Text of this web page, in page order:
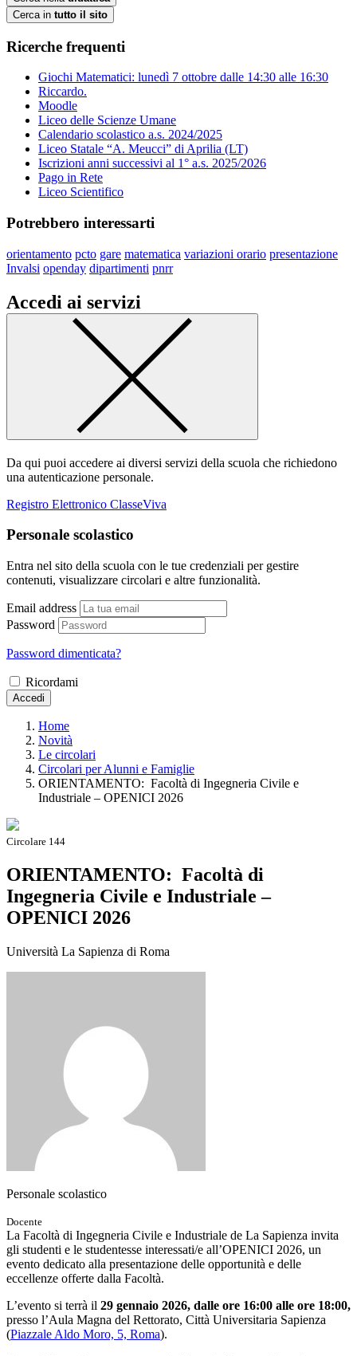
Cerca in tutto il sito
Ricerche frequenti
Giochi Matematici: lunedì 7 ottobre dalle 14:30 alle 16:30
Riccardo.
Moodle
Liceo delle Scienze Umane
Calendario scolastico a.s. 2024/2025
Liceo Statale “A. Meucci” di Aprilia (LT)
Iscrizioni anni successivi al 1° a.s. 2025/2026
Pago in Rete
Liceo Scientifico
Potrebbero interessarti
orientamento pcto gare matematica variazioni orario presentazione
Invalsi openday dipartimenti pnrr
Accedi ai servizi
Da qui puoi accedere ai diversi servizi della scuola che richiedono
una autenticazione personale.
Registro Elettronico ClasseViva
Personale scolastico
Entra nel sito della scuola con le tue credenziali per gestire
contenuti, visualizzare circolari e altre funzionalità.
Email address
Password
Password dimenticata?
Ricordami
Accedi
Home
Novità
Le circolari
Circolari per Alunni e Famiglie
ORIENTAMENTO: Facoltà di Ingegneria Civile e
Industriale – OPENICI 2026
Circolare 144
ORIENTAMENTO: Facoltà di
Ingegneria Civile e Industriale –
OPENICI 2026
Università La Sapienza di Roma
Personale scolastico
Docente
La Facoltà di Ingegneria Civile e Industriale de La Sapienza invita
gli studenti e le studentesse interessati/e all’OPENICI 2026, un
evento dedicato alla presentazione delle opportunità e delle
eccellenze offerte dalla Facoltà.
L’evento si terrà il 29 gennaio 2026, dalle ore 16:00 alle ore 18:00,
presso l’Aula Magna del Rettorato, Città Universitaria Sapienza
(Piazzale Aldo Moro, 5, Roma).